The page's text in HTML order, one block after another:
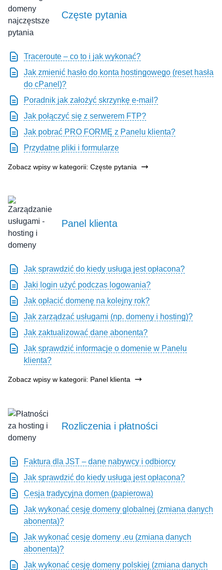
Częste pytania
Traceroute – co to i jak wykonać?
Jak zmienić hasło do konta hostingowego (reset hasła
do cPanel)?
Poradnik jak założyć skrzynkę e-mail?
Jak połączyć się z serwerem FTP?
Jak pobrać PRO FORMĘ z Panelu klienta?
Przydatne pliki i formularze
Zobacz wpisy w kategorii: Częste pytania
Panel klienta
Jak sprawdzić do kiedy usługa jest opłacona?
Jaki login użyć podczas logowania?
Jak opłacić domenę na kolejny rok?
Jak zarządzać usługami (np. domeny i hosting)?
Jak zaktualizować dane abonenta?
Jak sprawdzić informacje o domenie w Panelu
klienta?
Zobacz wpisy w kategorii: Panel klienta
Rozliczenia i płatności
Faktura dla JST – dane nabywcy i odbiorcy
Jak sprawdzić do kiedy usługa jest opłacona?
Cesja tradycyjna domen (papierowa)
Jak wykonać cesję domeny globalnej (zmiana danych
abonenta)?
Jak wykonać cesję domeny .eu (zmiana danych
abonenta)?
Jak wykonać cesję domeny polskiej (zmiana danych